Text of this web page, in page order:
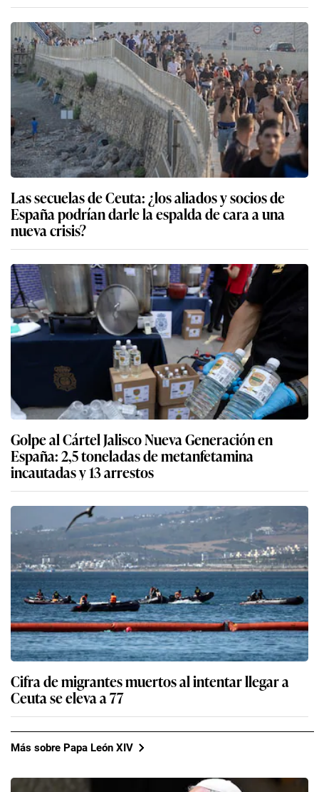
Las secuelas de Ceuta: ¿los aliados y socios de
España podrían darle la espalda de cara a una
nueva crisis?
Golpe al Cártel Jalisco Nueva Generación en
España: 2,5 toneladas de metanfetamina
incautadas y 13 arrestos
Cifra de migrantes muertos al intentar llegar a
Ceuta se eleva a 77
Más sobre Papa León XIV